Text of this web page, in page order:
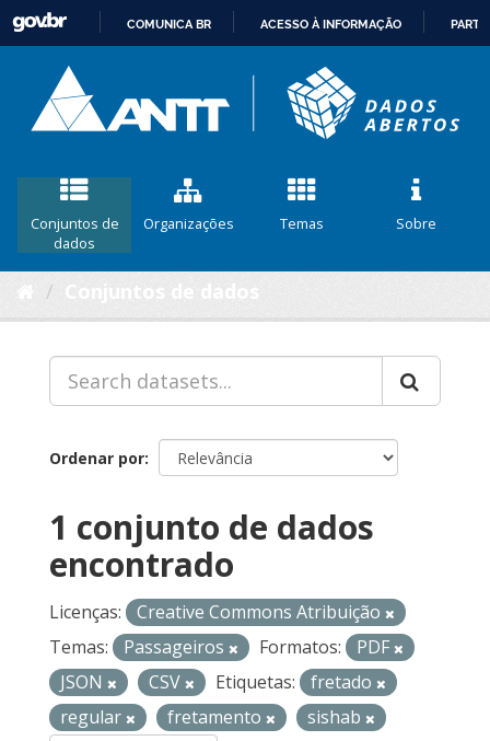
CONTEÚDO
COMUNICA BR ACESSO À INFORMAÇÃO
Conjuntos de
dados
Organizações Temas Sobre
Ordenar por
1 conjunto de dados
encontrado
Licenças:
Creative Commons Atribuição
Temas:
Passageiros Formatos:
PDF
JSON
CSV Etiquetas:
fretado
regular
fretamento sishab